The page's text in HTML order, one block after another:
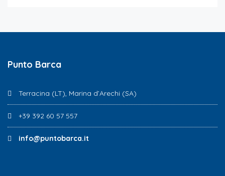
Punto Barca
Terracina (LT), Marina d’Arechi (SA)
+39 392 60 57 557
info@puntobarca.it